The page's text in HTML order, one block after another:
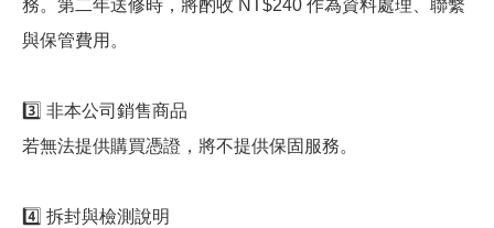
務。第二年送修時，將酌收 NT$240 作為資料處理、聯繫
與保管費用。
3️⃣ 非本公司銷售商品
若無法提供購買憑證，將不提供保固服務。
4️⃣ 拆封與檢測說明